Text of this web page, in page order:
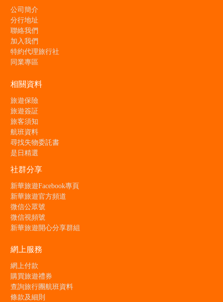
公司簡介
分行地址
聯絡我們
加入我們
特約代理旅行社
同業專區
相關資料
旅遊保險
旅遊簽証
旅客須知
航班資料
尋找失物委託書
是日精選
社群分享
新華旅遊Facebook專頁
新華旅遊官方頻道
微信公眾號
微信視頻號
新華旅遊開心分享群組
網上服務
網上付款
購買旅遊禮券
查詢旅行團航班資料
條款及細則